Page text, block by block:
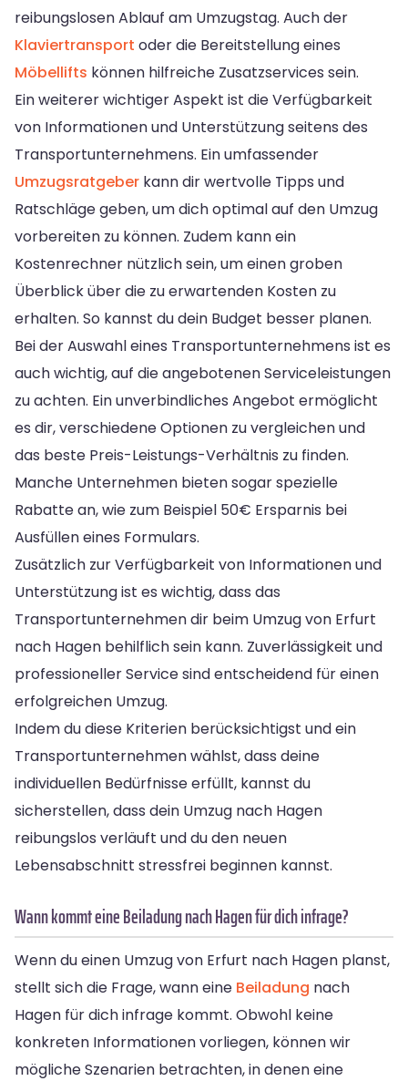
reibungslosen Ablauf am Umzugstag. Auch der
Klaviertransport oder die Bereitstellung eines
Möbellifts können hilfreiche Zusatzservices sein.
Ein weiterer wichtiger Aspekt ist die Verfügbarkeit
von Informationen und Unterstützung seitens des
Transportunternehmens. Ein umfassender
Umzugsratgeber kann dir wertvolle Tipps und
Ratschläge geben, um dich optimal auf den Umzug
vorbereiten zu können. Zudem kann ein
Kostenrechner nützlich sein, um einen groben
Überblick über die zu erwartenden Kosten zu
erhalten. So kannst du dein Budget besser planen.
Bei der Auswahl eines Transportunternehmens ist es
auch wichtig, auf die angebotenen Serviceleistungen
zu achten. Ein unverbindliches Angebot ermöglicht
es dir, verschiedene Optionen zu vergleichen und
das beste Preis-Leistungs-Verhältnis zu finden.
Manche Unternehmen bieten sogar spezielle
Rabatte an, wie zum Beispiel 50€ Ersparnis bei
Ausfüllen eines Formulars.
Zusätzlich zur Verfügbarkeit von Informationen und
Unterstützung ist es wichtig, dass das
Transportunternehmen dir beim Umzug von Erfurt
nach Hagen behilflich sein kann. Zuverlässigkeit und
professioneller Service sind entscheidend für einen
erfolgreichen Umzug.
Indem du diese Kriterien berücksichtigst und ein
Transportunternehmen wählst, dass deine
individuellen Bedürfnisse erfüllt, kannst du
sicherstellen, dass dein Umzug nach Hagen
reibungslos verläuft und du den neuen
Lebensabschnitt stressfrei beginnen kannst.
Wann kommt eine Beiladung nach Hagen für dich infrage?
Wenn du einen Umzug von Erfurt nach Hagen planst,
stellt sich die Frage, wann eine Beiladung nach
Hagen für dich infrage kommt. Obwohl keine
konkreten Informationen vorliegen, können wir
mögliche Szenarien betrachten, in denen eine